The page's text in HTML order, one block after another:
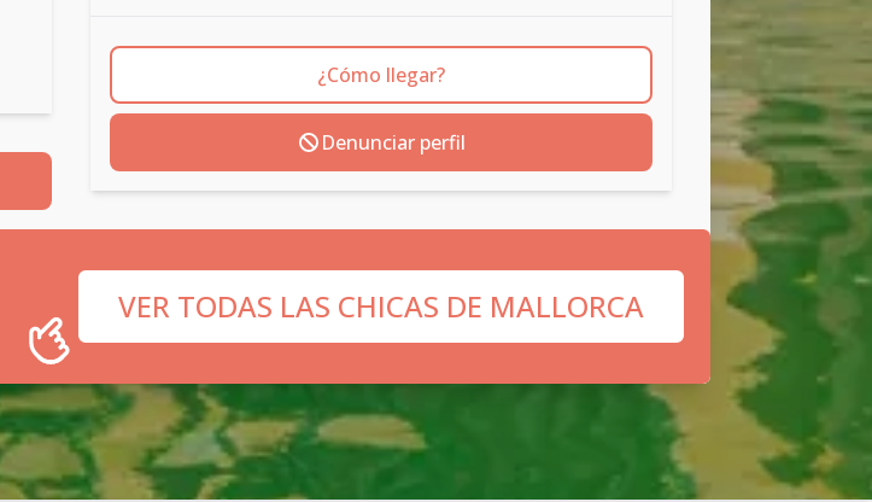
¿Cómo llegar?
Denunciar perfil
VER TODAS LAS CHICAS DE MALLORCA